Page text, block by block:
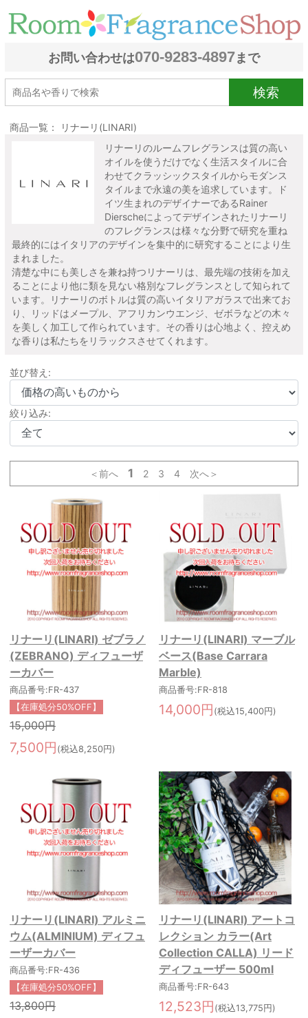
お問い合わせは070-9283-4897まで
検索
商品一覧： リナーリ(LINARI)
リナーリのルームフレグランスは質の高い
オイルを使うだけでなく生活スタイルに合
わせてクラッシックスタイルからモダンス
タイルまで永遠の美を追求しています。ド
イツ生まれのデザイナーであるRainer
Dierscheによってデザインされたリナーリ
のフレグランスは様々な分野で研究を重ね
最終的にはイタリアのデザインを集中的に研究することにより生
まれました。
清楚な中にも美しさを兼ね持つリナーリは、最先端の技術を加え
ることにより他に類を見ない格別なフレグランスとして知られて
います。リナーリのボトルは質の高いイタリアガラスで出来てお
り、リッドはメープル、アフリカンウエンジ、ゼボラなどの木々
を美しく加工して作られています。その香りは心地よく、控えめ
な香りは私たちをリラックスさせてくれます。
並び替え:
絞り込み:
＜前へ 1 2 3 4 次へ＞
リナーリ(LINARI) ゼブラノ
(ZEBRANO) ディフューザ
ーカバー
商品番号:FR-437
【在庫処分50%OFF】
15,000円
7,500円 (税込8,250円)
リナーリ(LINARI) マーブル
ベース(Base Carrara
Marble)
商品番号:FR-818
14,000円 (税込15,400円)
リナーリ(LINARI) アルミニ
ウム(ALMINIUM) ディフュ
ーザーカバー
商品番号:FR-436
【在庫処分50%OFF】
13,800円
リナーリ(LINARI) アートコ
レクション カラー(Art
Collection CALLA) リード
ディフューザー 500ml
商品番号:FR-643
12,523円 (税込13,775円)